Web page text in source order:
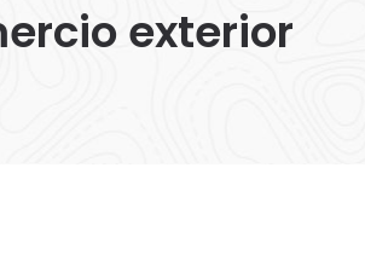
exterior